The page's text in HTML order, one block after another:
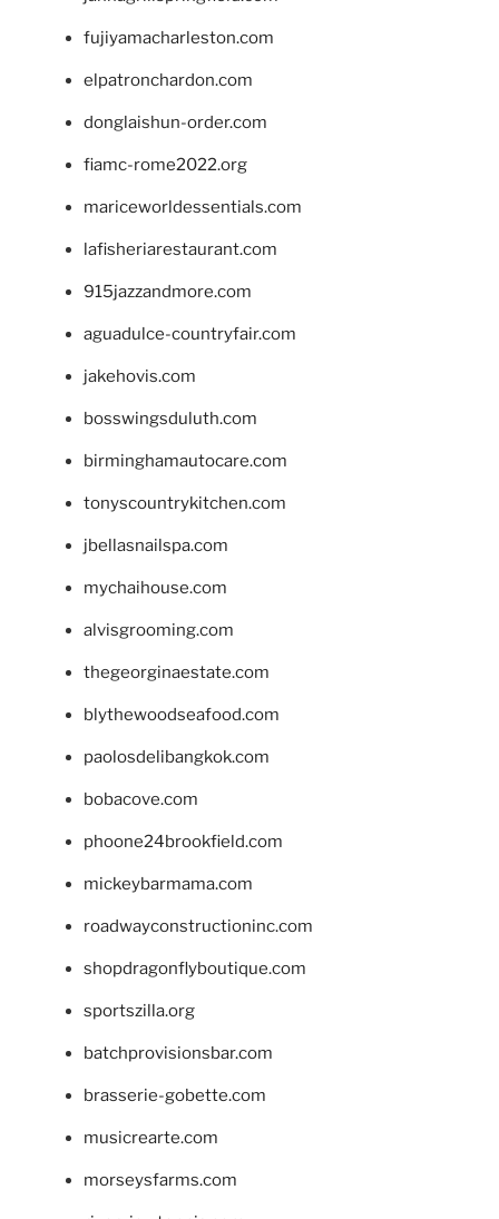
fujiyamacharleston.com
elpatronchardon.com
donglaishun-order.com
fiamc-rome2022.org
mariceworldessentials.com
lafisheriarestaurant.com
915jazzandmore.com
aguadulce-countryfair.com
jakehovis.com
bosswingsduluth.com
birminghamautocare.com
tonyscountrykitchen.com
jbellasnailspa.com
mychaihouse.com
alvisgrooming.com
thegeorginaestate.com
blythewoodseafood.com
paolosdelibangkok.com
bobacove.com
phoone24brookfield.com
mickeybarmama.com
roadwayconstructioninc.com
shopdragonflyboutique.com
sportszilla.org
batchprovisionsbar.com
brasserie-gobette.com
musicrearte.com
morseysfarms.com